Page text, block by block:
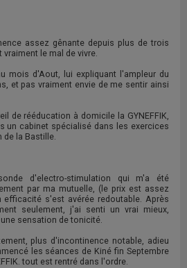
assez gênante depuis plus de trois
vraiment le mal de vivre.
mois d'Aout, lui expliquant l'ampleur du
et pas vraiment envie de me sentir ainsi
de rééducation à domicile la GYNEFFIK,
un cabinet spécialisé dans les exercices
de la Bastille.
d'electro-stimulation qui m'a été
par ma mutuelle, (le prix est assez
efficacité s'est avérée redoutable. Après
seulement, j'ai senti un vrai mieux,
sensation de tonicité.
plus d'incontinence notable, adieu
les séances de Kiné fin Septembre
tout est rentré dans l'ordre.